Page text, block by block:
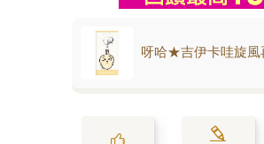
呀哈★吉伊卡哇旋風